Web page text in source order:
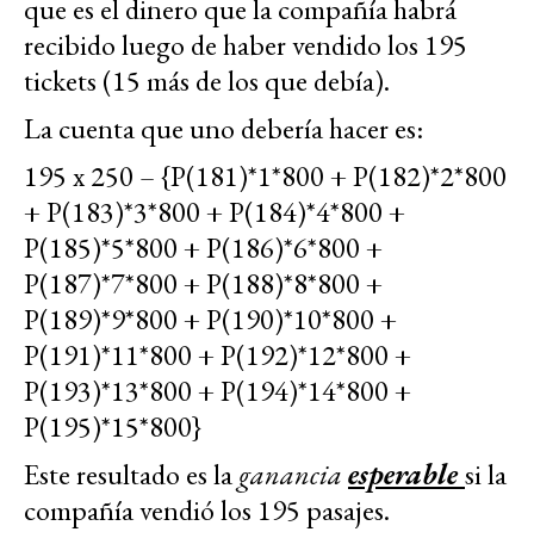
que es el dinero que la compañía habrá
recibido luego de haber vendido los 195
tickets (15 más de los que debía).
La cuenta que uno debería hacer es:
195 x 250 – {P(181)*1*800 + P(182)*2*800
+ P(183)*3*800 + P(184)*4*800 +
P(185)*5*800 + P(186)*6*800 +
P(187)*7*800 + P(188)*8*800 +
P(189)*9*800 + P(190)*10*800 +
P(191)*11*800 + P(192)*12*800 +
P(193)*13*800 + P(194)*14*800 +
P(195)*15*800}
Este resultado es lagananciaesperablesi la
compañía vendió los 195 pasajes.